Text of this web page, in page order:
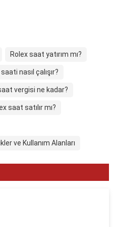
Rolex saat yatırım mı?
nasıl çalışır?
vergisi ne kadar?
saat satılır mı?
ve Kullanım Alanları